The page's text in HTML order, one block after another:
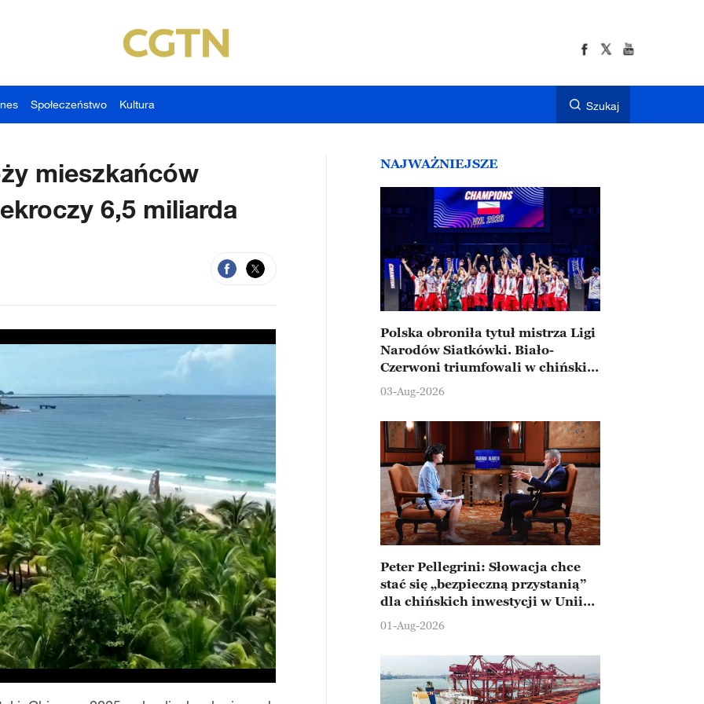
Społeczeństwo Kultura Szukaj
mieszkańców
6,5 miliarda
NAJWAŻNIEJSZE
Polska obroniła tytuł mistrza Ligi
Narodów Siatkówki. Biało-
Czerwoni triumfowali w chińskim
Ningbo
03-Aug-2026
Peter Pellegrini: Słowacja chce
stać się „bezpieczną przystanią”
dla chińskich inwestycji w Unii
Europejskiej
01-Aug-2026